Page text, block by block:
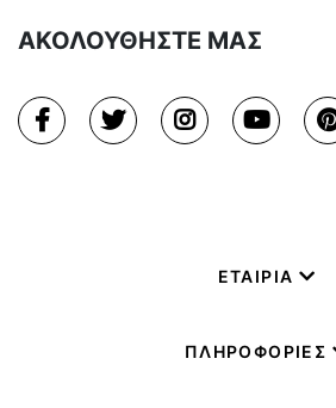
ΑΚΟΛΟΥΘΗΣΤΕ ΜΑΣ
ΕΤΑΙΡΙΑ
ΠΛΗΡΟΦΟΡΙΕΣ